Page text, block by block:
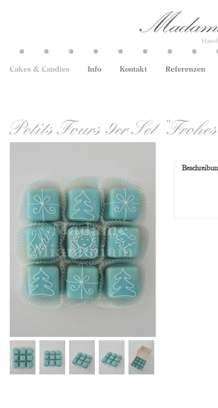
Cakes & Candies Info Kontakt Referenzen
Petits Fours 9er Set